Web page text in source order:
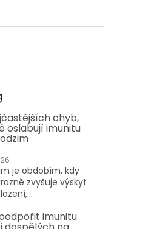
chyb,
oslabují imunitu
je obdobím, kdy
zvyšuje výskyt
imunitu